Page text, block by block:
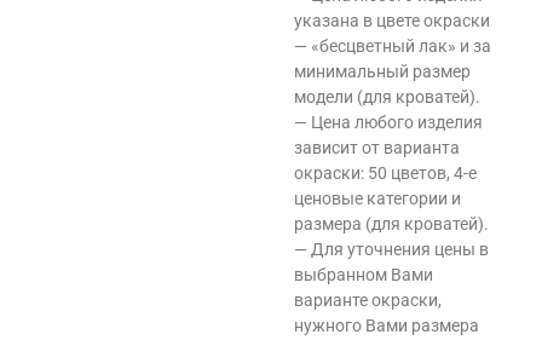
указана в цвете окраски
— «бесцветный лак» и за
минимальный размер
модели (для кроватей).
— Цена любого изделия
зависит от варианта
окраски: 50 цветов, 4-е
ценовые категории и
размера (для кроватей).
— Для уточнения цены в
выбранном Вами
варианте окраски,
нужного Вами размера